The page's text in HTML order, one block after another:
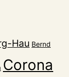
Hau Bernd
Corona